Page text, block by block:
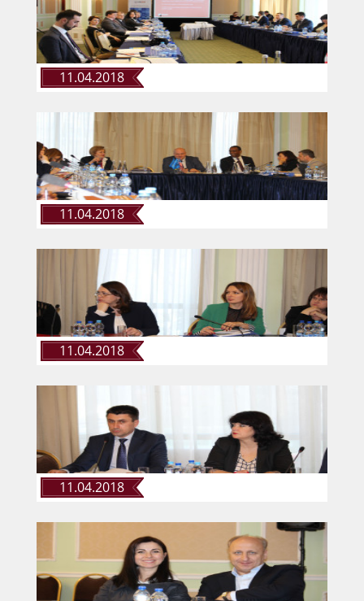
ДОКУМЕНТИ
КАНДИДАТИ ДО КСУ
РІШЕННЯ РСУ
НОРМАТИВНІ ДОКУМЕНТИ
МІЖНАРОДНІ СТАНДАРТИ
СИСТЕМА ОЦІНЮВАННЯ
НОРМАТИВИ НАВАНТАЖЕННЯ
КОНТАКТИ
11.04.2018
11.04.2018
11.04.2018
11.04.2018